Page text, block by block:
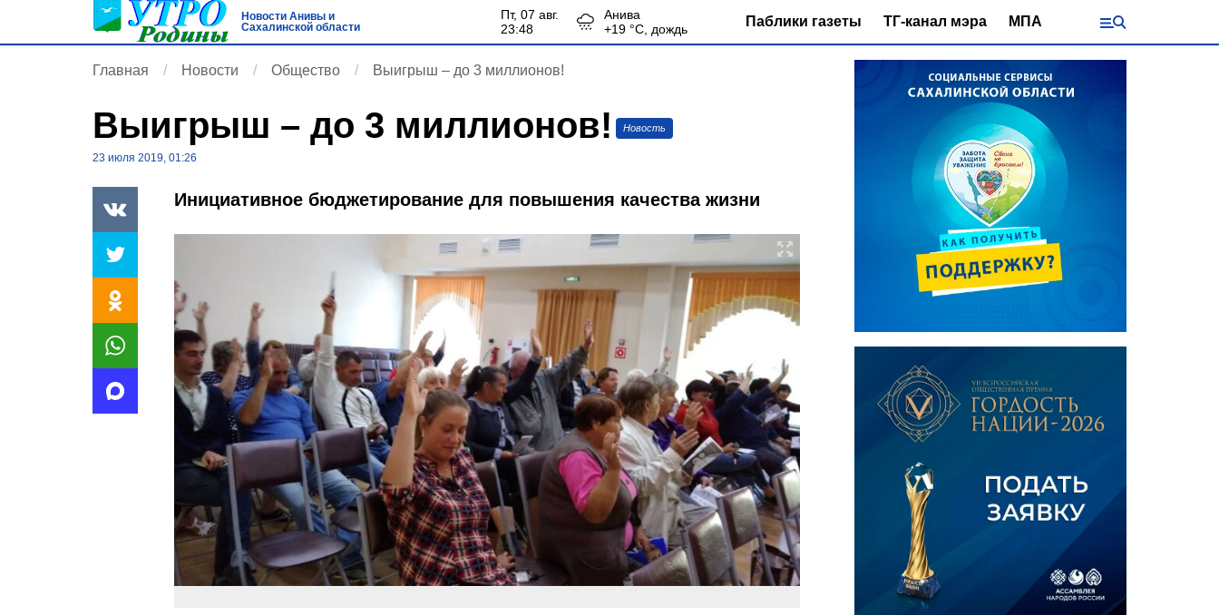
Новости Анивы и
Сахалинской области
пт, 07 авг.
23:48
Анива
+19 °С, дождь Паблики газеты ТГ-канал мэра МПА
Главная Новости Общество Выигрыш – до 3 миллионов!
Выигрыш – до 3 миллионов! Новость
23 июля 2019, 01:26
Инициативное бюджетирование для повышения качества жизни